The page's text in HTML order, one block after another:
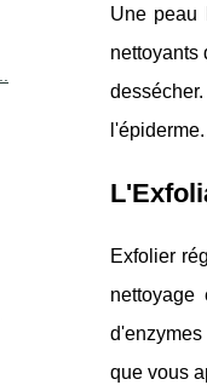
Une peau
nettoyants
l'épiderme.
Exfolier
que vous